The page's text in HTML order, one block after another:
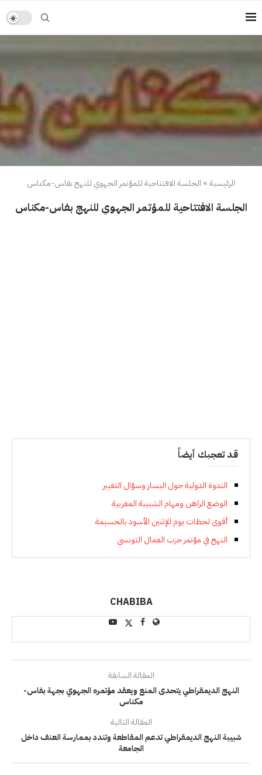
الرئيسية» الجلسة الافتتاحية للمؤتمر الجهوي للنهج بفاس-مكناس
الجلسة الافتتاحية للمؤتمر الجهوي للنهج بفاس-مكناس
قد تعجبك أيضاً
الندوة الدولية حول اليسار وسؤال التغيير
الوضع الراهن ومهام الشبيبة المغربية
أقوى لحظات يوم الإثنين الأسود بالحسيمة
النهج في مؤتمر حزب العمال التونسي
CHABIBA
المقالة السابقة
النهج الديمقراطي يتحدى المنع ويعقد مؤتمره الجهوي بجهة بفاس-
مكناس
المقالة التالية
شبيبة النهج الديمقراطي تدعم المقاطعة وتندد بممارسة العنف داخل
الجامعة